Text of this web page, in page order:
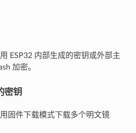
ESP32 内部生成的密钥或外部主
加密。
密钥
固件下载模式下载多个明文镜